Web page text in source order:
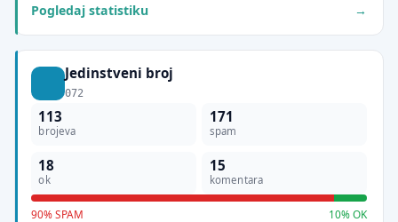
Pogledaj statistiku
Jedinstveni broj
072
113
brojeva
171
spam
18
ok
15
komentara
90% SPAM 10% OK